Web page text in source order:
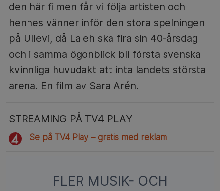
den här filmen får vi följa artisten och
hennes vänner inför den stora spelningen
på Ullevi, då Laleh ska fira sin 40-årsdag
och i samma ögonblick bli första svenska
kvinnliga huvudakt att inta landets största
arena. En film av Sara Arén.
STREAMING PÅ TV4 PLAY
Se på TV4 Play – gratis med reklam
FLER MUSIK- OCH